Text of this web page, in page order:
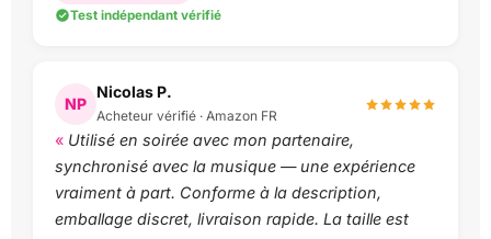
Test indépendant vérifié
NP
Nicolas P.
Acheteur vérifié · Amazon FR
Utilisé en soirée avec mon partenaire,
synchronisé avec la musique — une expérience
vraiment à part. Conforme à la description,
emballage discret, livraison rapide. La taille est